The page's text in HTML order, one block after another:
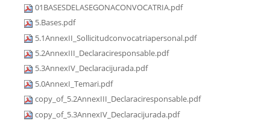
01BASESDELASEGONACONVOCATRIA.pdf
5.Bases.pdf
5.1AnnexII_Sollicitudconvocatriapersonal.pdf
5.2AnnexIII_Declaraciresponsable.pdf
5.3AnnexIV_Declaracijurada.pdf
5.0AnnexI_Temari.pdf
copy_of_5.2AnnexIII_Declaraciresponsable.pdf
copy_of_5.3AnnexIV_Declaracijurada.pdf